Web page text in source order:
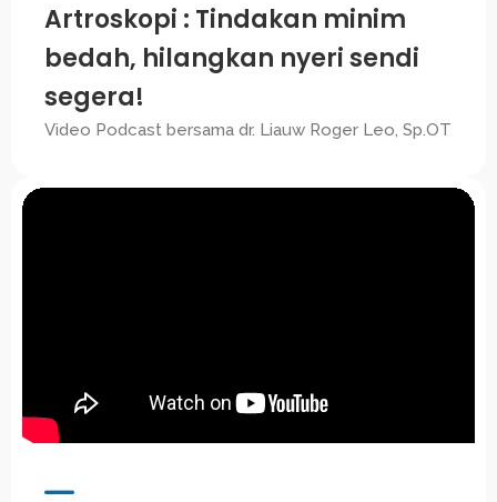
Artroskopi : Tindakan minim
bedah, hilangkan nyeri sendi
segera!
Video Podcast bersama dr. Liauw Roger Leo, Sp.OT